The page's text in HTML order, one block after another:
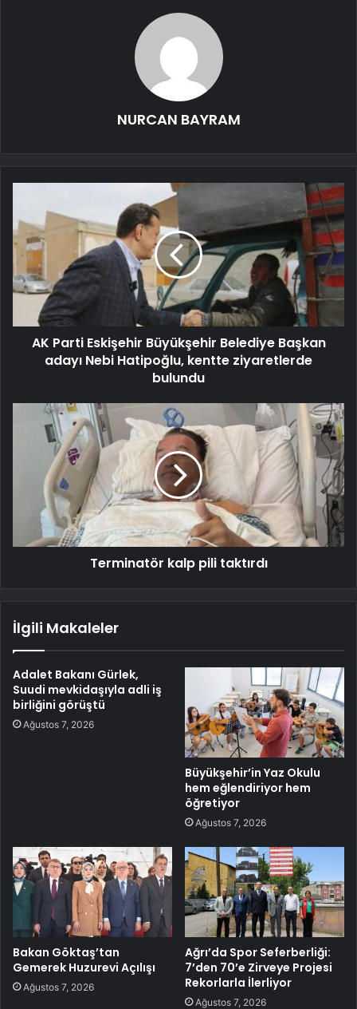
NURCAN BAYRAM
AK Parti Eskişehir Büyükşehir Belediye Başkan
adayı Nebi Hatipoğlu, kentte ziyaretlerde
bulundu
Terminatör kalp pili taktırdı
İlgili Makaleler
Adalet Bakanı Gürlek,
Suudi mevkidaşıyla adli iş
birliğini görüştü
Ağustos 7, 2026
Büyükşehir’in Yaz Okulu
hem eğlendiriyor hem
öğretiyor
Ağustos 7, 2026
Bakan Göktaş’tan
Gemerek Huzurevi Açılışı
Ağustos 7, 2026
Ağrı’da Spor Seferberliği:
7’den 70’e Zirveye Projesi
Rekorlarla İlerliyor
Ağustos 7, 2026